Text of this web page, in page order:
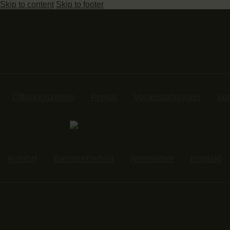
Skip to content Skip to footer